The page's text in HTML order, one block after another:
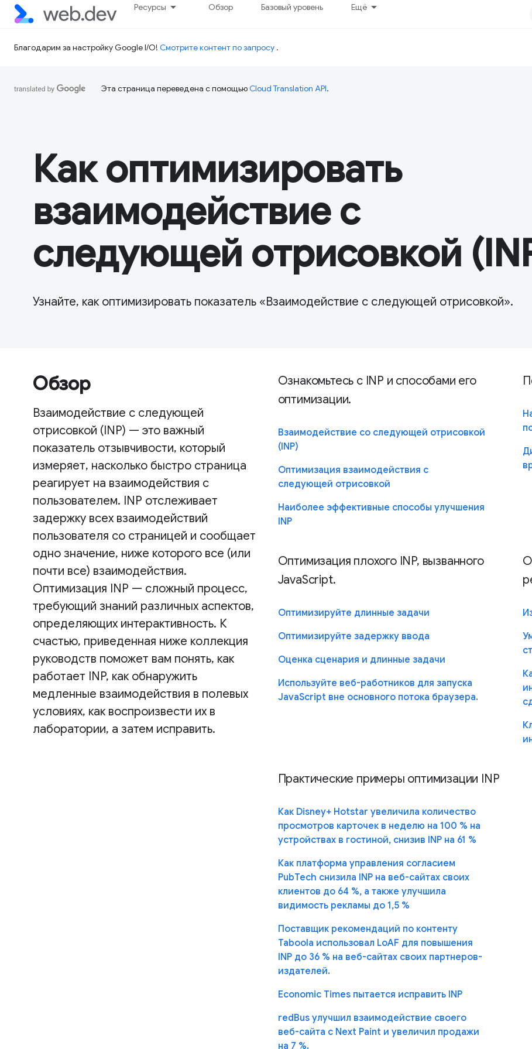
Ресурсы Обзор Базовый уровень Ещё
Благодарим за настройку Google I/O! Смотрите контент по запросу .
Эта страница переведена с помощьюCloud Translation API.
Как оптимизировать
взаимодействие с
следующей отрисовкой
Узнайте, как оптимизировать показатель «Взаимодействие с следующей отрисовкой».
Обзор
Взаимодействие с следующей
отрисовкой (INP) — это важный
показатель отзывчивости, который
измеряет, насколько быстро страница
реагирует на взаимодействия с
пользователем. INP отслеживает
задержку всех взаимодействий
пользователя со страницей и сообщает
одно значение, ниже которого все (или
почти все) взаимодействия.
Оптимизация INP — сложный процесс,
требующий знаний различных аспектов,
определяющих интерактивность. К
счастью, приведенная ниже коллекция
руководств поможет вам понять, как
работает INP, как обнаружить
медленные взаимодействия в полевых
условиях, как воспроизвести их в
лаборатории, а затем исправить.
Ознакомьтесь с INP и способами его
оптимизации.
Взаимодействие со следующей отрисовкой
(INP)
Оптимизация взаимодействия с
следующей отрисовкой
Наиболее эффективные способы улучшения
INP
Оптимизация плохого INP, вызванного
JavaScript.
Оптимизируйте длинные задачи
Оптимизируйте задержку ввода
Оценка сценария и длинные задачи
Используйте веб-работников для запуска
JavaScript вне основного потока браузера.
Практические примеры оптимизации INP
Как Disney+ Hotstar увеличила количество
просмотров карточек в неделю на 100 % на
устройствах в гостиной, снизив INP на 61 %
Как платформа управления согласием
PubTech снизила INP на веб-сайтах своих
клиентов до 64 %, а также улучшила
видимость рекламы до 1,5 %
Поставщик рекомендаций по контенту
Taboola использовал LoAF для повышения
INP до 36 % на веб-сайтах своих партнеров-
издателей.
Economic Times пытается исправить INP
redBus улучшил взаимодействие своего
веб-сайта с Next Paint и увеличил продажи
на 7 %.